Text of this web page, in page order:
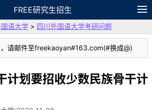
FREE研究生招生
专题 APP 笔记
论坛
语大学 > 四川外国语大学考研问题
请邮件至freekaoyan#163.com(#换成@)
计划要招收少数民族骨干计